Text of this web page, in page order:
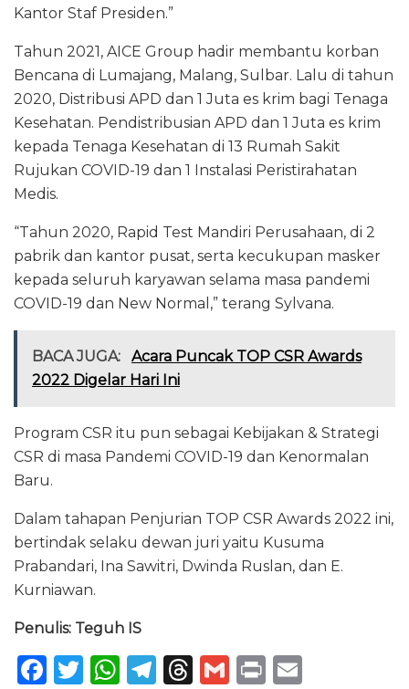
Kantor Staf Presiden.”
Tahun 2021, AICE Group hadir membantu korban
Bencana di Lumajang, Malang, Sulbar. Lalu di tahun
2020, Distribusi APD dan 1 Juta es krim bagi Tenaga
Kesehatan. Pendistribusian APD dan 1 Juta es krim
kepada Tenaga Kesehatan di 13 Rumah Sakit
Rujukan COVID-19 dan 1 Instalasi Peristirahatan
Medis.
“Tahun 2020, Rapid Test Mandiri Perusahaan, di 2
pabrik dan kantor pusat, serta kecukupan masker
kepada seluruh karyawan selama masa pandemi
COVID-19 dan New Normal,” terang Sylvana.
BACA JUGA:
Acara Puncak TOP CSR Awards
2022 Digelar Hari Ini
Program CSR itu pun sebagai Kebijakan & Strategi
CSR di masa Pandemi COVID-19 dan Kenormalan
Baru.
Dalam tahapan Penjurian TOP CSR Awards 2022 ini,
bertindak selaku dewan juri yaitu Kusuma
Prabandari, Ina Sawitri, Dwinda Ruslan, dan E.
Kurniawan.
Penulis: Teguh IS
F
T
W T
T
G P